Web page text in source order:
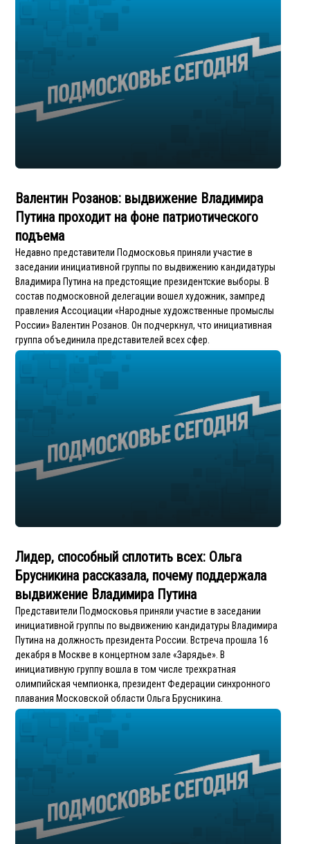
Валентин Розанов: выдвижение Владимира
Путина проходит на фоне патриотического
подъема
Недавно представители Подмосковья приняли участие в
заседании инициативной группы по выдвижению кандидатуры
Владимира Путина на предстоящие президентские выборы. В
состав подмосковной делегации вошел художник, зампред
правления Ассоциации «Народные художственные промыслы
России» Валентин Розанов. Он подчеркнул, что инициативная
группа объединила представителей всех сфер.
Лидер, способный сплотить всех: Ольга
Брусникина рассказала, почему поддержала
выдвижение Владимира Путина
Представители Подмосковья приняли участие в заседании
инициативной группы по выдвижению кандидатуры Владимира
Путина на должность президента России. Встреча прошла 16
декабря в Москве в концертном зале «Зарядье». В
инициативную группу вошла в том числе трехкратная
олимпийская чемпионка, президент Федерации синхронного
плавания Московской области Ольга Брусникина.